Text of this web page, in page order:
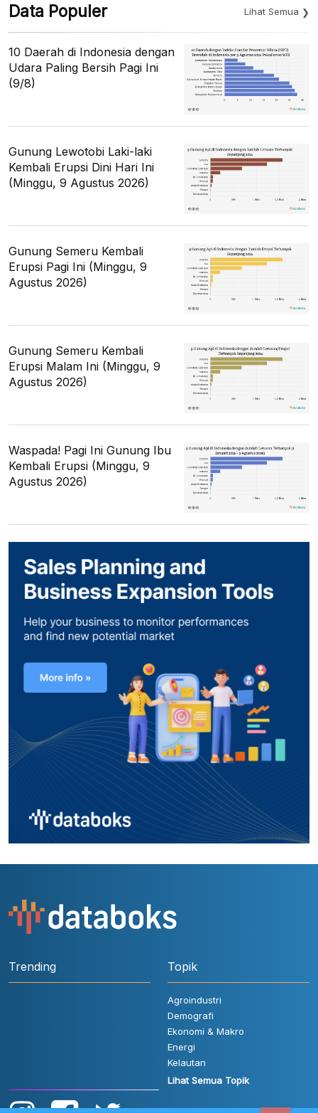
Data Populer Lihat Semua
10 Daerah di Indonesia dengan
Udara Paling Bersih Pagi Ini
(9/8)
Gunung Lewotobi Laki-laki
Kembali Erupsi Dini Hari Ini
(Minggu, 9 Agustus 2026)
Gunung Semeru Kembali
Erupsi Pagi Ini (Minggu, 9
Agustus 2026)
Gunung Semeru Kembali
Erupsi Malam Ini (Minggu, 9
Agustus 2026)
Waspada! Pagi Ini Gunung Ibu
Kembali Erupsi (Minggu, 9
Agustus 2026)
Trending Topik
Agroindustri
Demografi
Ekonomi & Makro
Energi
Kelautan
Lihat Semua Topik